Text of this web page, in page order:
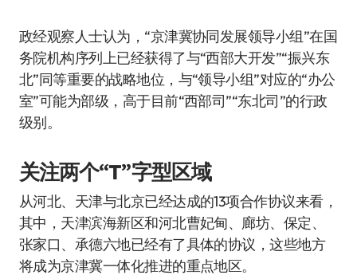
政经观察人士认为，“京津冀协同发展领导小组”在国
务院机构序列上已经获得了与“西部大开发”“振兴东
北”同等重要的战略地位，与“领导小组”对应的“办公
室”可能为部级，高于目前“西部司”“东北司”的行政
级别。
关注两个“T”字型区域
从河北、天津与北京已经达成的13项合作协议来看，
其中，天津滨海新区和河北曹妃甸、廊坊、保定、
张家口、承德六地已经有了具体的协议，这些地方
将成为京津冀一体化推进的重点地区。